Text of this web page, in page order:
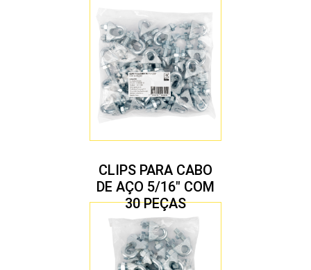
CLIPS PARA CABO
DE AÇO 5/16″ COM
30 PEÇAS